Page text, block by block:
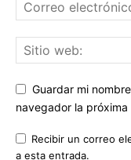
Guardar mi
navegador la
Recibir un correo
a esta entrada.